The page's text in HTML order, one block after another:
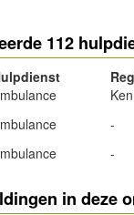
112
-
-
in deze